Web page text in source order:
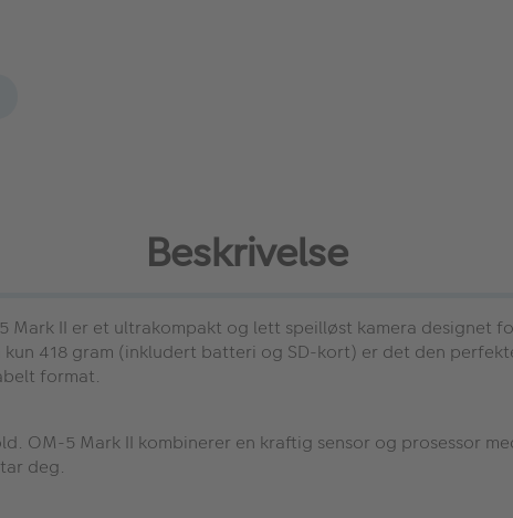
Beskrivelse
Mark II er et ultrakompakt og lett speilløst kamera designet
418 gram (inkludert batteri og SD-kort) er det den
format.
OM-5 Mark II kombinerer en kraftig sensor og prosessor
deg.